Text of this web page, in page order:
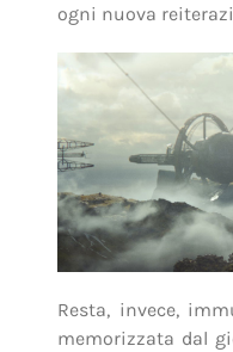
ogni nuova
Resta, invece,
memorizzata dal